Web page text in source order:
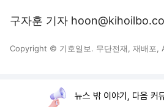
구자훈 기자
Copyright © 기호일보. 무단전재, 재배포,
뉴스 밖 이야기, 다음 커